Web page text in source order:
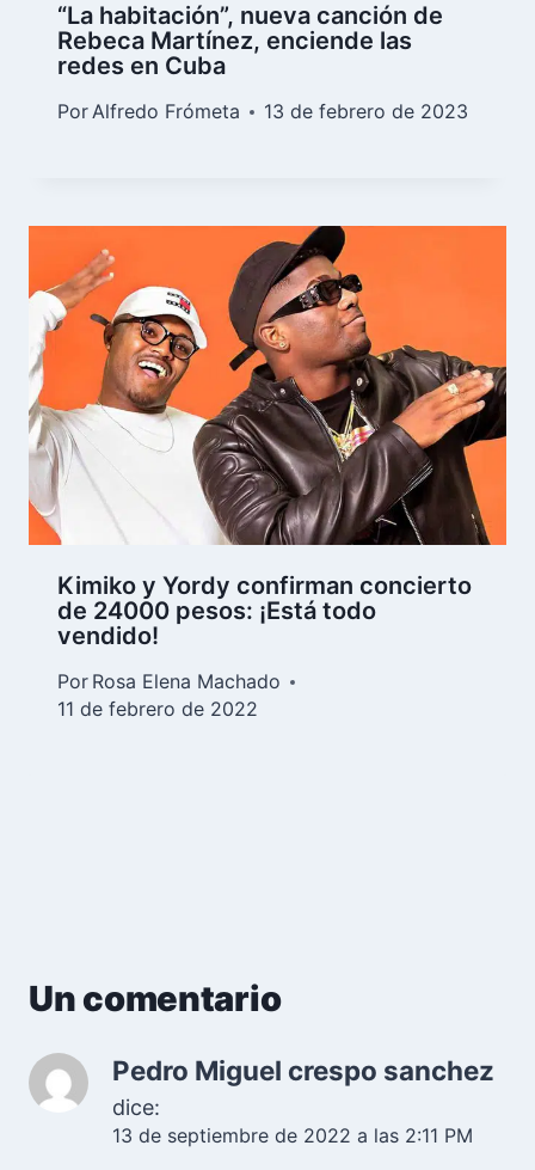
“La habitación”, nueva canción de
Rebeca Martínez, enciende las
redes en Cuba
PorAlfredo Frómeta 13 de febrero de 2023
Kimiko y Yordy confirman concierto
de 24000 pesos: ¡Está todo
vendido!
Por Rosa Elena Machado
11 de febrero de 2022
Un comentario
Pedro Miguel crespo sanchez
dice:
13 de septiembre de 2022 a las 2:11 PM